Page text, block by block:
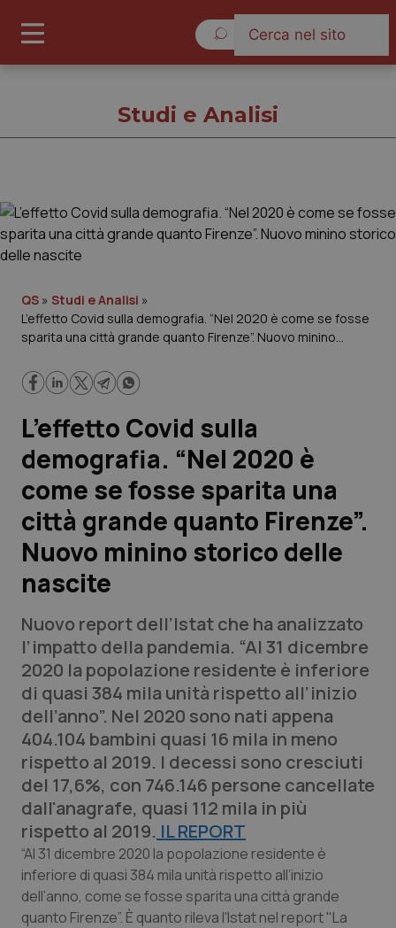
Cronache
Governo e Parlamento
Regioni e Asl
Lavoro e Professioni
Scienza e Farmaci
Studi e Analisi
Lettere al direttore
Edizioni Regionali
QS Pro
Professionisti Sanitari.AI
Abruzzo
Basilicata
Calabria
Campania
Emilia-Romagna
QS Pro Gold
Artrite & artrosi
Asma & BPCO
Car-T
Colesterolo & coronaropatie
QS Club Newsletter
Studi e Analisi
QS » Studi e Analisi »
L’effetto Covid sulla demografia. “Nel 2020 è come se fosse
sparita una città grande quanto Firenze”. Nuovo minino
L’effetto Covid sulla
demografia. “Nel 2020 è
come se fosse sparita una
città grande quanto Firenze”.
Nuovo minino storico delle
nascite
Nuovo report dell’Istat che ha analizzato
l’impatto della pandemia. “Al 31 dicembre
2020 la popolazione residente è inferiore
di quasi 384 mila unità rispetto all’inizio
dell’anno”. Nel 2020 sono nati appena
404.104 bambini quasi 16 mila in meno
rispetto al 2019. I decessi sono cresciuti
del 17,6%, con 746.146 persone cancellate
dall'anagrafe, quasi 112 mila in più
rispetto al 2019. IL REPORT
“Al 31 dicembre 2020 la popolazione residente è
inferiore di quasi 384 mila unità rispetto all’inizio
dell’anno, come se fosse sparita una città grande
quanto Firenze”. È quanto rileva l'Istat nel report "La